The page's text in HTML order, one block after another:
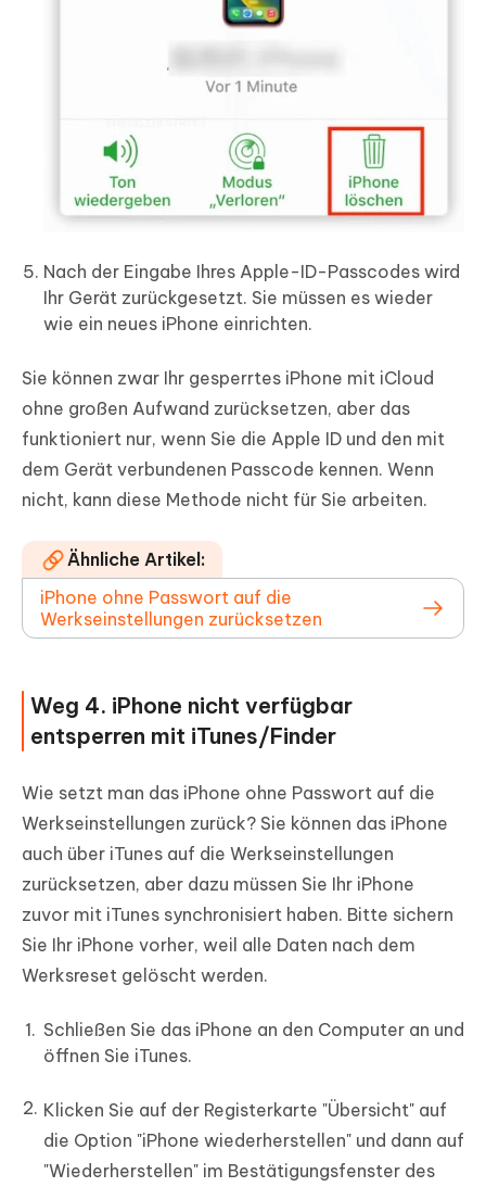
Nach der Eingabe Ihres Apple-ID-Passcodes wird
Ihr Gerät zurückgesetzt. Sie müssen es wieder
wie ein neues iPhone einrichten.
Sie können zwar Ihr gesperrtes iPhone mit iCloud
ohne großen Aufwand zurücksetzen, aber das
funktioniert nur, wenn Sie die Apple ID und den mit
dem Gerät verbundenen Passcode kennen. Wenn
nicht, kann diese Methode nicht für Sie arbeiten.
Ähnliche Artikel:
iPhone ohne Passwort auf die
Werkseinstellungen zurücksetzen
Weg 4. iPhone nicht verfügbar
entsperren mit iTunes/Finder
Wie setzt man das iPhone ohne Passwort auf die
Werkseinstellungen zurück? Sie können das iPhone
auch über iTunes auf die Werkseinstellungen
zurücksetzen, aber dazu müssen Sie Ihr iPhone
zuvor mit iTunes synchronisiert haben. Bitte sichern
Sie Ihr iPhone vorher, weil alle Daten nach dem
Werksreset gelöscht werden.
Schließen Sie das iPhone an den Computer an und
öffnen Sie iTunes.
Klicken Sie auf der Registerkarte "Übersicht" auf
die Option "iPhone wiederherstellen" und dann auf
"Wiederherstellen" im Bestätigungsfenster des